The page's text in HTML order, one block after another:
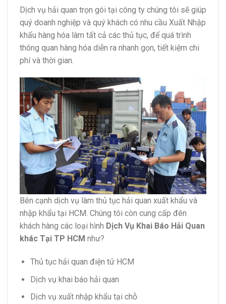
Dịch vụ hải quan trọn gói tại công ty chúng tôi sẽ giúp
quý doanh nghiệp và quý khách có nhu cầu Xuất Nhập
khẩu hàng hóa làm tất cả các thủ tục, để quá trình
thông quan hàng hóa diễn ra nhanh gọn, tiết kiệm chi
phí và thời gian.
Bên cạnh dịch vụ làm thủ tục hải quan xuất khẩu và
nhập khẩu tại HCM. Chúng tôi còn cung cấp đên
khách hàng các loại hình Dịch Vụ Khai Báo Hải Quan
khác Tại TP HCM như?
Thủ tục hải quan điện tử HCM
Dịch vụ khai báo hải quan
Dịch vụ xuất nhập khẩu tại chỗ